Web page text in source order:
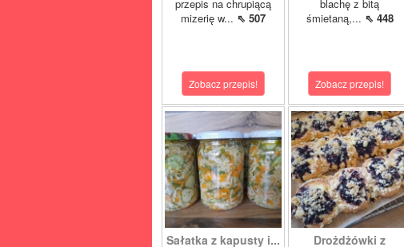
przepis na chrupiącą
mizerię w... ⇖ 507
Zobacz przepis!
blachę z bitą
śmietaną,... ⇖ 448
Zobacz przepis!
Sałatka z kapusty i... Drożdżówki z